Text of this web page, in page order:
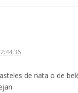
de nata o de